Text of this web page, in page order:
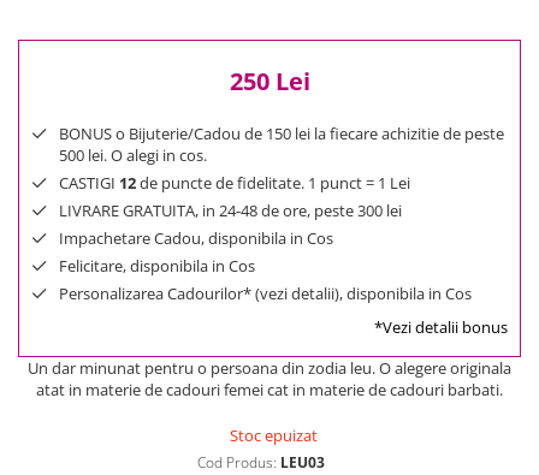
200 Lei - 300 Lei
1000 Lei +
250 Lei
BONUS o Bijuterie/Cadou de 150 lei la fiecare achizitie de peste
500 lei. O alegi in cos.
CASTIGI 12de puncte de fidelitate. 1 punct = 1 Lei
LIVRARE GRATUITA, in 24-48 de ore, peste 300 lei
Impachetare Cadou, disponibila in Cos
Felicitare, disponibila in Cos
Personalizarea Cadourilor* (vezi detalii), disponibila in Cos
*Vezi detalii bonus
Un dar minunat pentru o persoana din zodia leu. O alegere originala
atat in materie de cadouri femei cat in materie de cadouri barbati.
Stoc epuizat
Cod Produs: LEU03